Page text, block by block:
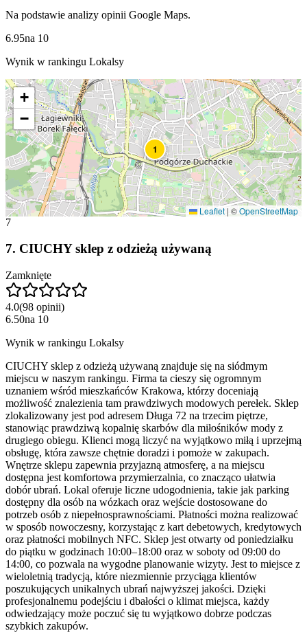
Na podstawie analizy opinii Google Maps.
6.95na 10
Wynik w rankingu Lokalsy
1
+
−
Leaflet | ©OpenStreetMap
7
7. CIUCHY sklep z odzieżą używaną
Zamknięte
4.0(98 opinii)
6.50na 10
Wynik w rankingu Lokalsy
CIUCHY sklep z odzieżą używaną znajduje się na siódmym
miejscu w naszym rankingu. Firma ta cieszy się ogromnym
uznaniem wśród mieszkańców Krakowa, którzy doceniają
możliwość znalezienia tam prawdziwych modowych perełek. Sklep
zlokalizowany jest pod adresem Długa 72 na trzecim piętrze,
stanowiąc prawdziwą kopalnię skarbów dla miłośników mody z
drugiego obiegu. Klienci mogą liczyć na wyjątkowo miłą i uprzejmą
obsługę, która zawsze chętnie doradzi i pomoże w zakupach.
Wnętrze sklepu zapewnia przyjazną atmosferę, a na miejscu
dostępna jest komfortowa przymierzalnia, co znacząco ułatwia
dobór ubrań. Lokal oferuje liczne udogodnienia, takie jak parking
dostępny dla osób na wózkach oraz wejście dostosowane do
potrzeb osób z niepełnosprawnościami. Płatności można realizować
w sposób nowoczesny, korzystając z kart debetowych, kredytowych
oraz płatności mobilnych NFC. Sklep jest otwarty od poniedziałku
do piątku w godzinach 10:00–18:00 oraz w soboty od 09:00 do
14:00, co pozwala na wygodne planowanie wizyty. Jest to miejsce z
wieloletnią tradycją, które niezmiennie przyciąga klientów
poszukujących unikalnych ubrań najwyższej jakości. Dzięki
profesjonalnemu podejściu i dbałości o klimat miejsca, każdy
odwiedzający może poczuć się tu wyjątkowo dobrze podczas
szybkich zakupów.